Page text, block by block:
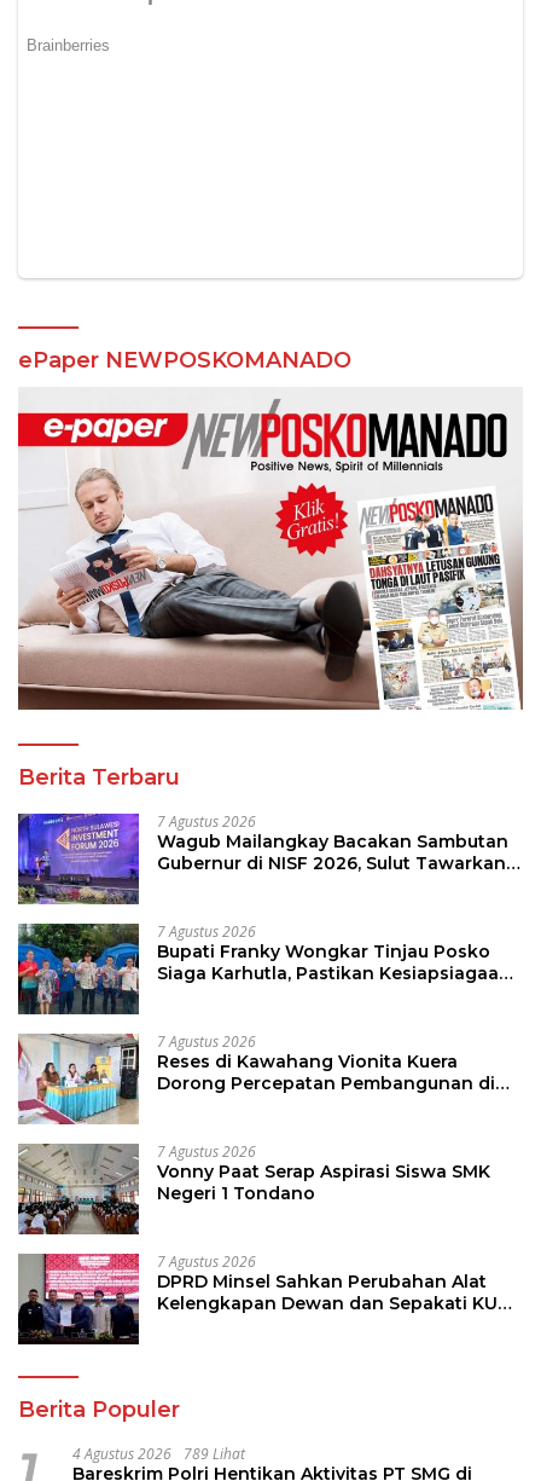
ePaper NEWPOSKOMANADO
Berita Terbaru
7 Agustus 2026
Wagub Mailangkay Bacakan Sambutan
Gubernur di NISF 2026, Sulut Tawarkan
7 Agustus 2026
Bupati Franky Wongkar Tinjau Posko
Siaga Karhutla, Pastikan Kesiapsiagaan
7 Agustus 2026
Reses di Kawahang Vionita Kuera
Dorong Percepatan Pembangunan di
7 Agustus 2026
Vonny Paat Serap Aspirasi Siswa SMK
Negeri 1 Tondano
7 Agustus 2026
DPRD Minsel Sahkan Perubahan Alat
Kelengkapan Dewan dan Sepakati KUA-
Berita Populer
4 Agustus 2026 789 Lihat
Bareskrim Polri Hentikan Aktivitas PT SMG di